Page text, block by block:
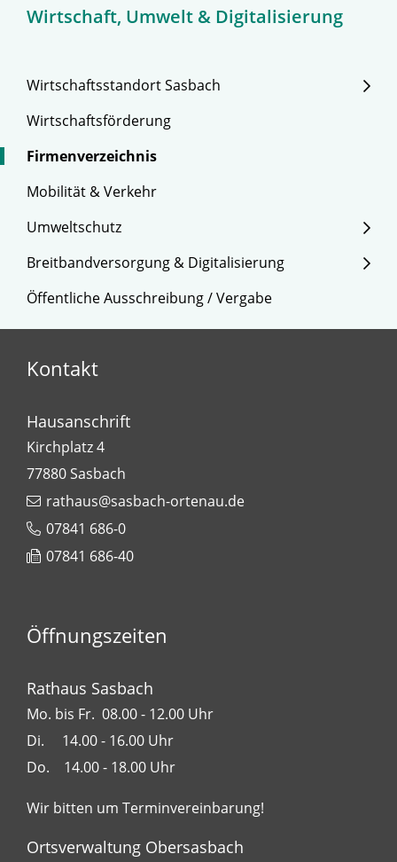
Wirtschaft, Umwelt & Digitalisierung
Wirtschaftsstandort Sasbach
Wirtschaftsförderung
Firmenverzeichnis
Mobilität & Verkehr
Umweltschutz
Breitbandversorgung & Digitalisierung
Öffentliche Ausschreibung / Vergabe
Kontakt
Hausanschrift
Kirchplatz 4
77880Sasbach
rathaus@sasbach-ortenau.de
07841 686-0
07841 686-40
Leaflet| Map data ©
Öffnungszeiten
Rathaus Sasbach
Mo. bis Fr. 08.00 - 12.00 Uhr
Di. 14.00 - 16.00 Uhr
Do. 14.00 - 18.00 Uhr
Wir bitten um Terminvereinbarung!
Ortsverwaltung Obersasbach